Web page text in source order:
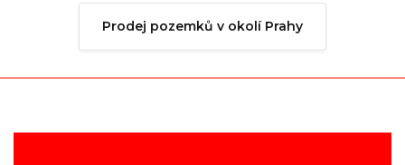
Prodej pozemků v okolí Prahy